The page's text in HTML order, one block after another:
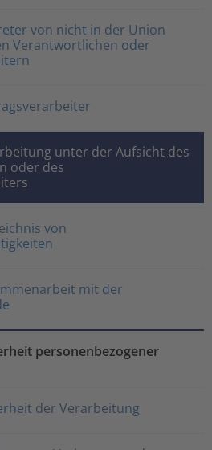
von nicht in der Union
Verantwortlichen oder
unter der Aufsicht des
oder des
von
mit der
personenbezogener
der Verarbeitung